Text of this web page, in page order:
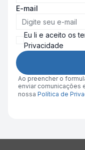
E-mail
Eu li e aceito os
Privacidade
Ao preencher o
enviar comunicações
nossa Política de